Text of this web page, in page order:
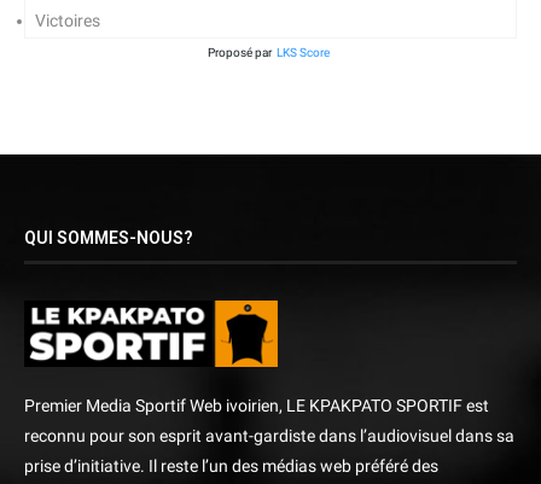
Victoires
Proposé par LKS Score
QUI SOMMES-NOUS?
Premier Media Sportif Web ivoirien, LE KPAKPATO SPORTIF est
reconnu pour son esprit avant-gardiste dans l’audiovisuel dans sa
prise d’initiative. Il reste l’un des médias web préféré des